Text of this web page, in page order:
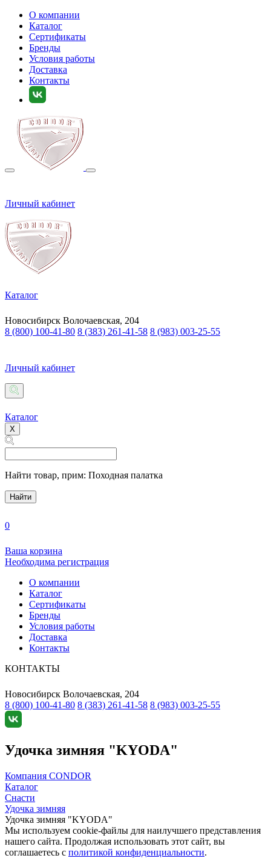
О компании
Каталог
Сертификаты
Бренды
Условия работы
Доставка
Контакты
Личный кабинет
Каталог
Новосибирск Волочаевская, 204
8 (800) 100-41-80 8 (383) 261-41-58 8 (983) 003-25-55
Личный кабинет
Каталог
X
Найти товар, прим: Походная палатка
Найти
0
Ваша корзина
Необходима регистрация
О компании
Каталог
Сертификаты
Бренды
Условия работы
Доставка
Контакты
КОНТАКТЫ
Новосибирск Волочаевская, 204
8 (800) 100-41-80 8 (383) 261-41-58 8 (983) 003-25-55
Удочка зимняя "KYODA"
Компания CONDOR
Каталог
Снасти
Удочка зимняя
Удочка зимняя "KYODA"
Мы используем cookie-файлы для наилучшего представления
нашего сайта. Продолжая использовать этот сайт, вы
соглашаетесь c политикой конфиденциальности.